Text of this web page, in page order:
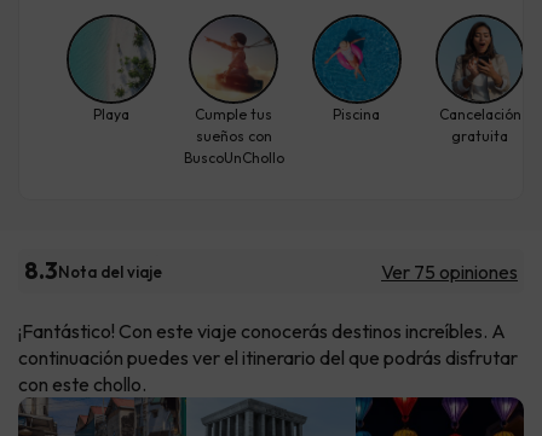
8.3Nota del viaje Ver 75 opiniones
¡Fantástico! Con este viaje conocerás destinos increíbles. A
continuación puedes ver el itinerario del que podrás disfrutar
con este chollo.
Playa
Cumple tus
sueños con
BuscoUnChollo
Piscina
Cancelación
gratuita